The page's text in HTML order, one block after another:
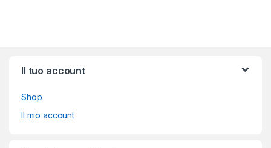
Il tuo account
Shop
Il mio account